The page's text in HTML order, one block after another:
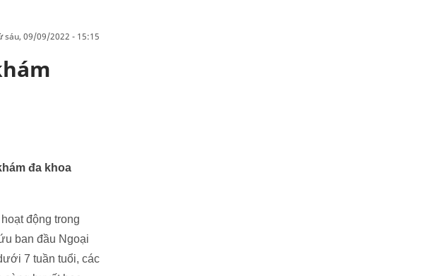
sáu, 09/09/2022 - 15:15
đa khoa
động trong
ban đầu Ngoại
7 tuần tuổi, các